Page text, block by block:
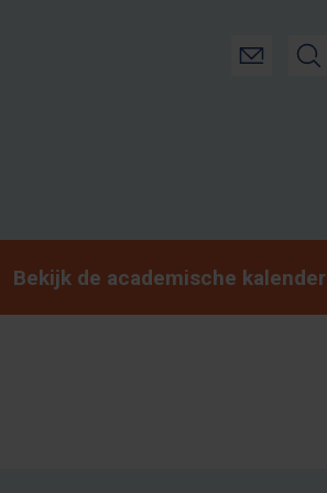
Bekijk de academische kalender